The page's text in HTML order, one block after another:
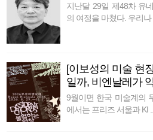
지난달 29일 제48차 유
의 여정을 마쳤다. 우리나
[이보성의 미술 현
일까, 비엔날레가
9월이면 한국 미술계의
에서는 프리즈 서울과 KI ...